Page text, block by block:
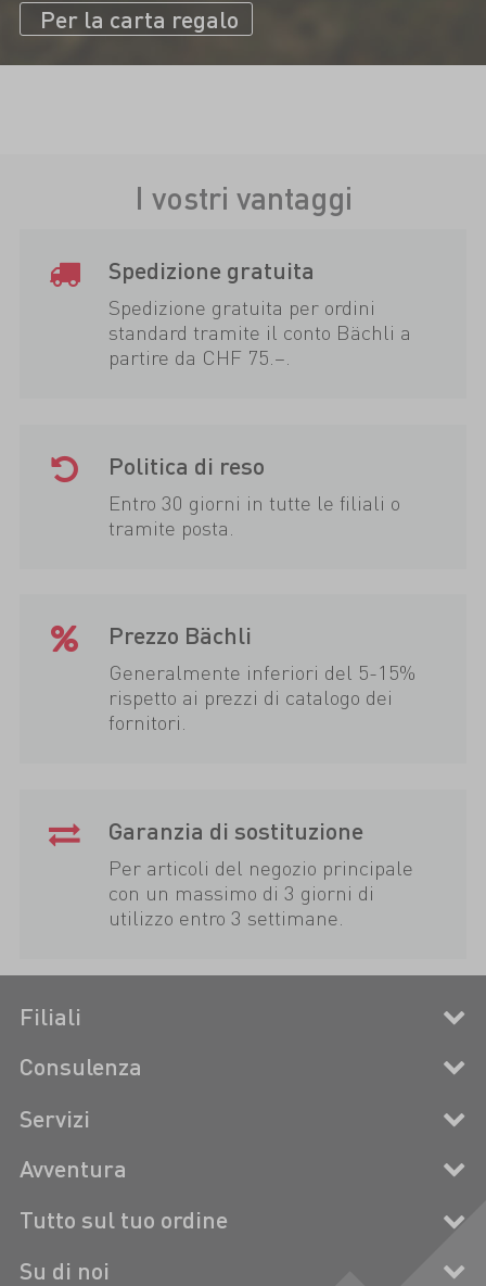
Per la carta regalo
I vostri vantaggi
Spedizione gratuita
Spedizione gratuita per ordini
standard tramite il conto Bächli a
partire da CHF 75.–.
Politica di reso
Entro 30 giorni in tutte le filiali o
tramite posta.
Prezzo Bächli
Generalmente inferiori del 5-15%
rispetto ai prezzi di catalogo dei
fornitori.
Garanzia di sostituzione
Per articoli del negozio principale
con un massimo di 3 giorni di
utilizzo entro 3 settimane.
Filiali
Consulenza
Servizi
Avventura
Tutto sul tuo ordine
Su di noi